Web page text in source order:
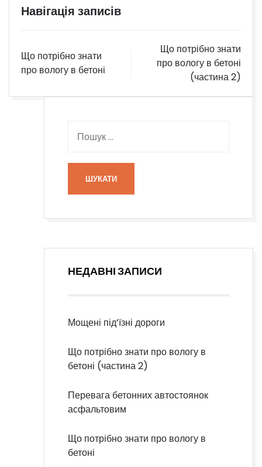
Навігація записів
Що потрібно знати
про вологу в бетоні
Що потрібно знати
про вологу в бетоні
(частина 2)
НЕДАВНІ ЗАПИСИ
Мощені під’їзні дороги
Що потрібно знати про вологу в
бетоні (частина 2)
Перевага бетонних автостоянок
асфальтовим
Що потрібно знати про вологу в
бетоні